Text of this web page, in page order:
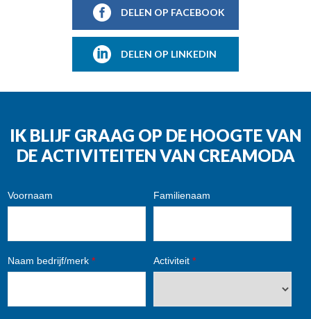
DELEN OP FACEBOOK
DELEN OP LINKEDIN
IK BLIJF GRAAG OP DE HOOGTE VAN
DE ACTIVITEITEN VAN CREAMODA
Voornaam Familienaam
Naam bedrijf/merk * Activiteit *